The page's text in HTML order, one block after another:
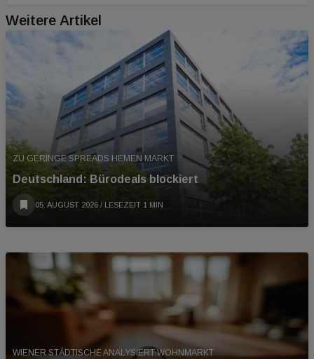
Weitere Artikel
ZU GERINGE SPREADS HEMEN MARKT
Deutschland: Bürodeals blockiert
05. AUGUST 2026 / LESEZEIT 1 MIN
WIENER STÄDTISCHE ANALYSIERT WOHNMARKT